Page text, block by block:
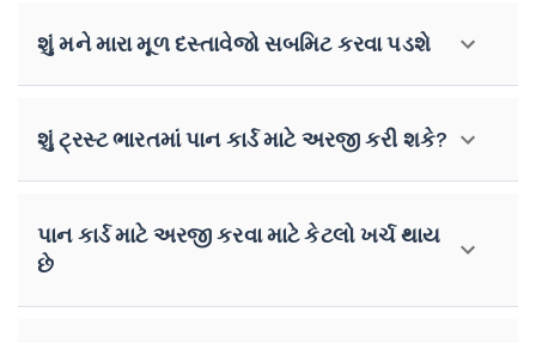
શું મને મારા મૂળ દસ્તાવેજો સબમિટ કરવા પડશે
શું ટ્રસ્ટ ભારતમાં પાન કાર્ડ માટે અરજી કરી શકે?
પાન કાર્ડ માટે અરજી કરવા માટે કેટલો ખર્ચ થાય
છે